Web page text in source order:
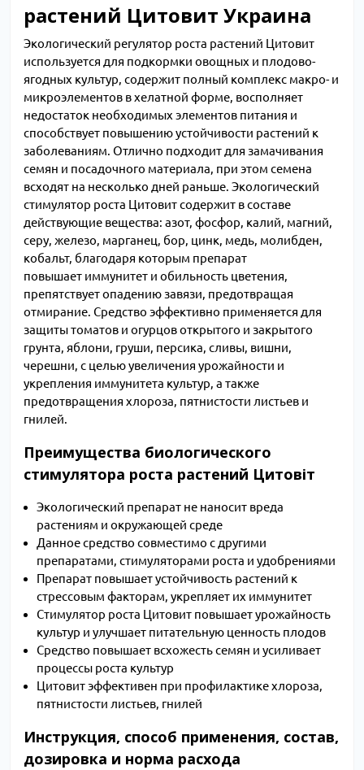
растений Цитовит Украина
Экологический регулятор роста растений Цитовит
используется для подкормки овощных и плодово-
ягодных культур, содержит полный комплекс макро- и
микроэлементов в хелатной форме, восполняет
недостаток необходимых элементов питания и
способствует повышению устойчивости растений к
заболеваниям. Отлично подходит для замачивания
семян и посадочного материала, при этом семена
всходят на несколько дней раньше. Экологический
стимулятор роста Цитовит содержит в составе
действующие вещества: азот, фосфор, калий, магний,
серу, железо, марганец, бор, цинк, медь, молибден,
кобальт, благодаря которым препарат
повышает иммунитет и обильность цветения,
препятствует опадению завязи, предотвращая
отмирание. Средство эффективно применяется для
защиты томатов и огурцов открытого и закрытого
грунта, яблони, груши, персика, сливы, вишни,
черешни, с целью увеличения урожайности и
укрепления иммунитета культур, а также
предотвращения хлороза, пятнистости листьев и
гнилей.
Преимущества биологического
стимулятора роста растений Цитовіт
Экологический препарат не наносит вреда
растениям и окружающей среде
Данное средство совместимо с другими
препаратами, стимуляторами роста и удобрениями
Препарат повышает устойчивость растений к
стрессовым факторам, укрепляет их иммунитет
Стимулятор роста Цитовит повышает урожайность
культур и улучшает питательную ценность плодов
Средство повышает всхожесть семян и усиливает
процессы роста культур
Цитовит эффективен при профилактике хлороза,
пятнистости листьев, гнилей
Инструкция, способ применения, состав,
дозировка и норма расхода